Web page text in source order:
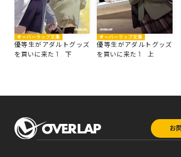
オーバーラップ文庫
優等生がアダルトグッズ
を買いに来た 1 下
オーバーラップ文庫
優等生がアダルトグッズ
を買いに来た 1 上
お